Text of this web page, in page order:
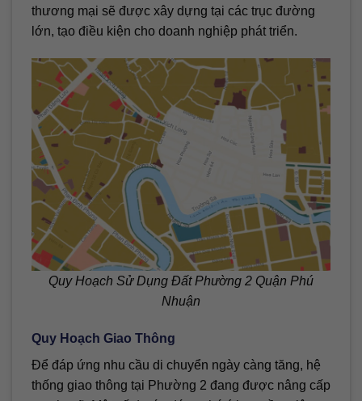
thương mại sẽ được xây dựng tại các trục đường
lớn, tạo điều kiện cho doanh nghiệp phát triển.
Quy Hoạch Sử Dụng Đất Phường 2 Quận Phú
Nhuận
Quy Hoạch Giao Thông
Để đáp ứng nhu cầu di chuyển ngày càng tăng, hệ
thống giao thông tại Phường 2 đang được nâng cấp